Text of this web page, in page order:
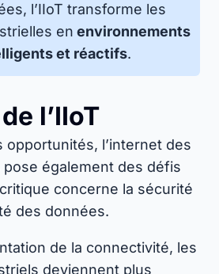
l’IIoT transforme les
en environnements
et réactifs.
l’IIoT
opportunités, l’internet des
également des défis
concerne la sécurité
des données.
de la connectivité, les
deviennent plus